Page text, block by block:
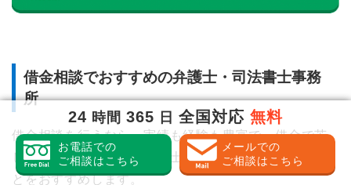
借金相談でおすすめの弁護士・司法書士事務
所
借金相談を行うなら、実績も経験も豊富で、借金で苦
しむ人へ、理解がある弁護士・司法書士に依頼するこ
とをおすすめします。
24 時間 365 日 全国対応 無料
お電話での
ご相談はこちら
メールでの
ご相談はこちら